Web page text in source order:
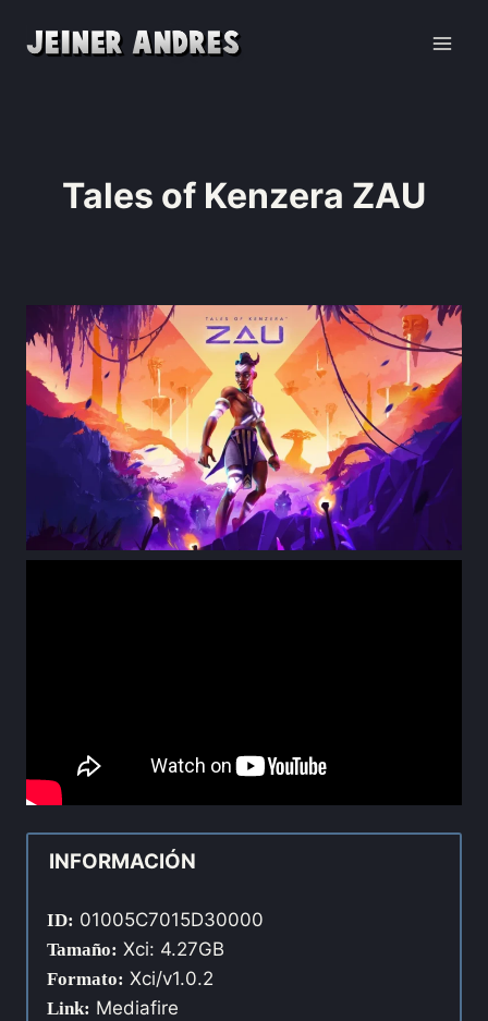
Tales of Kenzera ZAU
INFORMACIÓN
ID: 01005C7015D30000
Tamaño: Xci: 4.27GB
Formato: Xci/v1.0.2
Link: Mediafire